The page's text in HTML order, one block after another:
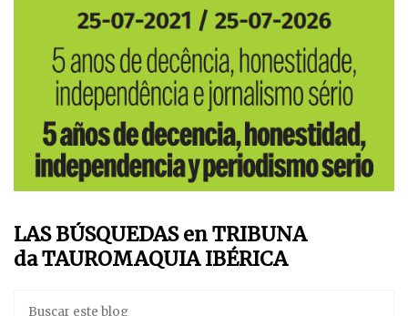
LAS BÚSQUEDAS en TRIBUNA
da TAUROMAQUIA IBÉRICA